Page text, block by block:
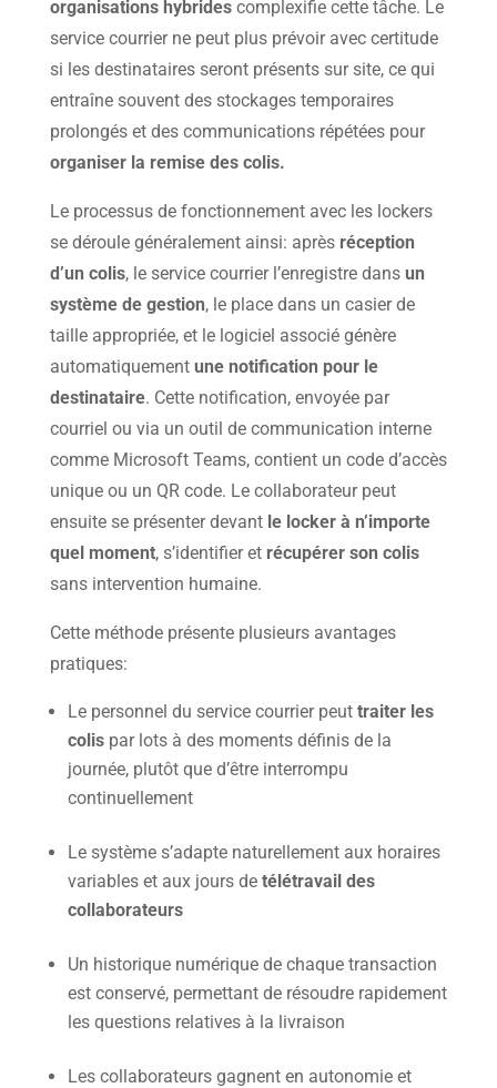
organisations hybridescomplexifie cette tâche. Le
service courrier ne peut plus prévoir avec certitude
si les destinataires seront présents sur site, ce qui
entraîne souvent des stockages temporaires
prolongés et des communications répétées pour
organiser la remise des colis.
Le processus de fonctionnement avec les lockers
se déroule généralement ainsi: après réception
d’un colis, le service courrier l’enregistre dans un
système de gestion, le place dans un casier de
taille appropriée, et le logiciel associé génère
automatiquement une notification pour le
destinataire. Cette notification, envoyée par
courriel ou via un outil de communication interne
comme Microsoft Teams, contient un code d’accès
unique ou un QR code. Le collaborateur peut
ensuite se présenter devant le locker à n’importe
quel moment, s’identifier et récupérer son colis
sans intervention humaine.
Cette méthode présente plusieurs avantages
pratiques:
Le personnel du service courrier peut traiter les
colispar lots à des moments définis de la
journée, plutôt que d’être interrompu
continuellement
Le système s’adapte naturellement aux horaires
variables et aux jours detélétravail des
collaborateurs
Un historique numérique de chaque transaction
est conservé, permettant de résoudre rapidement
les questions relatives à la livraison
Les collaborateurs gagnent en autonomie et